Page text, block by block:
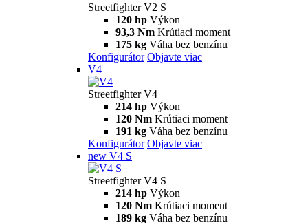
Streetfighter V2 S
120 hp Výkon
93,3 Nm Krútiaci moment
175 kg Váha bez benzínu
Konfigurátor Objavte viac
V4
Streetfighter V4
214 hp Výkon
120 Nm Krútiaci moment
191 kg Váha bez benzínu
Konfigurátor Objavte viac
new V4 S
Streetfighter V4 S
214 hp Výkon
120 Nm Krútiaci moment
189 kg Váha bez benzínu